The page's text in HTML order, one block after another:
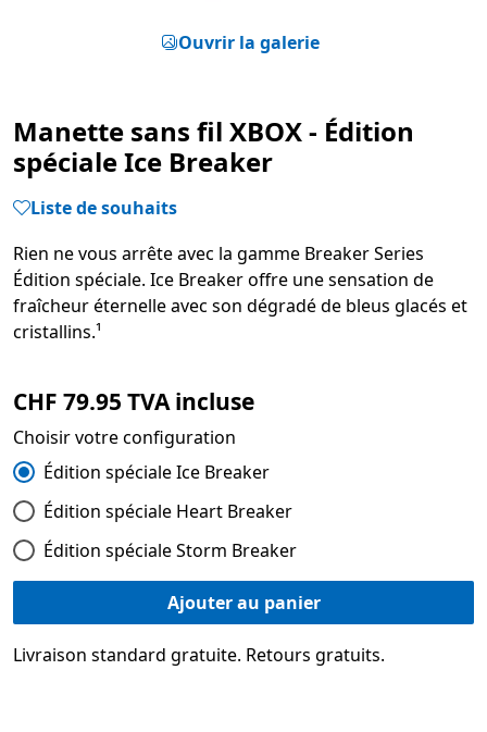
Ouvrir la galerie
Manette sans fil XBOX - Édition
spéciale Ice Breaker
Liste de souhaits
Rien ne vous arrête avec la gamme Breaker Series
Édition spéciale. Ice Breaker offre une sensation de
fraîcheur éternelle avec son dégradé de bleus glacés et
cristallins.¹
CHF 79.95 TVA incluse
Choisir votre configuration
Édition spéciale Ice Breaker
Édition spéciale Heart Breaker
Édition spéciale Storm Breaker
Ajouter au panier
Livraison standard gratuite. Retours gratuits.